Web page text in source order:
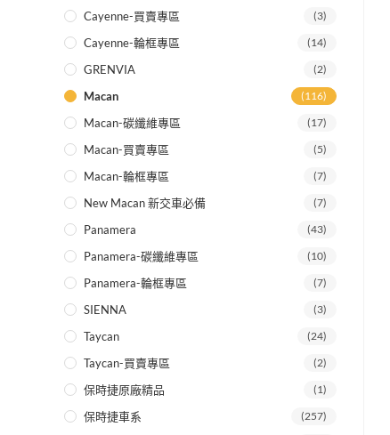
Cayenne-買賣專區 (3)
Cayenne-輪框專區 (14)
GRENVIA (2)
Macan (116)
Macan-碳纖維專區 (17)
Macan-買賣專區 (5)
Macan-輪框專區 (7)
New Macan 新交車必備 (7)
Panamera (43)
Panamera-碳纖維專區 (10)
Panamera-輪框專區 (7)
SIENNA (3)
Taycan (24)
Taycan-買賣專區 (2)
保時捷原廠精品 (1)
保時捷車系 (257)